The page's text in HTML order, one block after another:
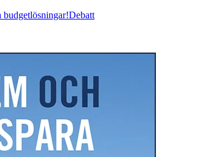
budgetlösningar!Debatt